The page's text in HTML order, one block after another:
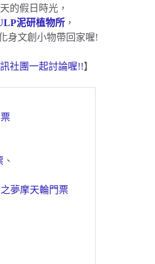
的假日時光，
泥研植物所 ，
身文創小物帶回家喔!
社團一起討論喔!!】
、
夢摩天輪門票